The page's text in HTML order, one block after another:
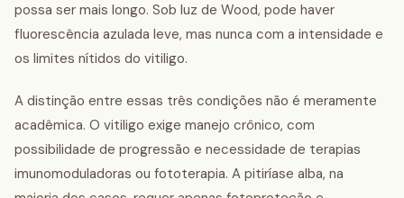
possa ser mais longo. Sob luz de Wood, pode haver
fluorescência azulada leve, mas nunca com a intensidade e
os limites nítidos do vitiligo.
A distinção entre essas três condições não é meramente
acadêmica. O vitiligo exige manejo crônico, com
possibilidade de progressão e necessidade de terapias
imunomoduladoras ou fototerapia. A pitiríase alba, na